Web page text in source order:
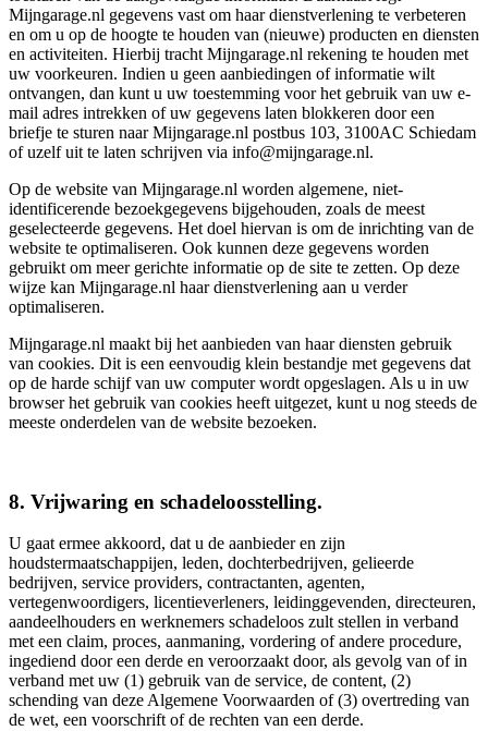
Mijngarage.nl gegevens vast om haar dienstverlening te verbeteren
en om u op de hoogte te houden van (nieuwe) producten en diensten
en activiteiten. Hierbij tracht Mijngarage.nl rekening te houden met
uw voorkeuren. Indien u geen aanbiedingen of informatie wilt
ontvangen, dan kunt u uw toestemming voor het gebruik van uw e-
mail adres intrekken of uw gegevens laten blokkeren door een
briefje te sturen naar Mijngarage.nl postbus 103, 3100AC Schiedam
of uzelf uit te laten schrijven via info@mijngarage.nl.
Op de website van Mijngarage.nl worden algemene, niet-
identificerende bezoekgegevens bijgehouden, zoals de meest
geselecteerde gegevens. Het doel hiervan is om de inrichting van de
website te optimaliseren. Ook kunnen deze gegevens worden
gebruikt om meer gerichte informatie op de site te zetten. Op deze
wijze kan Mijngarage.nl haar dienstverlening aan u verder
optimaliseren.
Mijngarage.nl maakt bij het aanbieden van haar diensten gebruik
van cookies. Dit is een eenvoudig klein bestandje met gegevens dat
op de harde schijf van uw computer wordt opgeslagen. Als u in uw
browser het gebruik van cookies heeft uitgezet, kunt u nog steeds de
meeste onderdelen van de website bezoeken.
8. Vrijwaring en schadeloosstelling.
U gaat ermee akkoord, dat u de aanbieder en zijn
houdstermaatschappijen, leden, dochterbedrijven, gelieerde
bedrijven, service providers, contractanten, agenten,
vertegenwoordigers, licentieverleners, leidinggevenden, directeuren,
aandeelhouders en werknemers schadeloos zult stellen in verband
met een claim, proces, aanmaning, vordering of andere procedure,
ingediend door een derde en veroorzaakt door, als gevolg van of in
verband met uw (1) gebruik van de service, de content, (2)
schending van deze Algemene Voorwaarden of (3) overtreding van
de wet, een voorschrift of de rechten van een derde.